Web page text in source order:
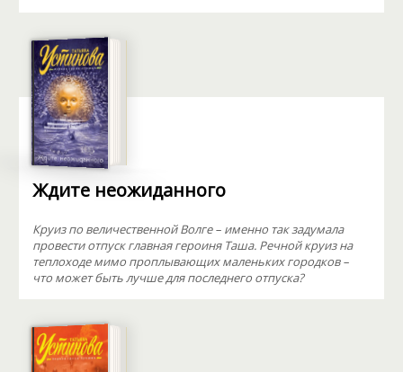
Ждите неожиданного
Круиз по величественной Волге – именно так задумала
провести отпуск главная героиня Таша. Речной круиз на
теплоходе мимо проплывающих маленьких городков –
что может быть лучше для последнего отпуска?